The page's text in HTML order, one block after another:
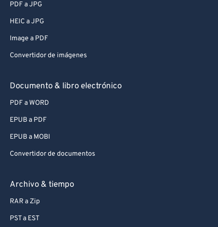
PDF a JPG
HEIC a JPG
Image a PDF
Convertidor de imágenes
Documento & libro electrónico
PDF a WORD
EPUB a PDF
EPUB a MOBI
Convertidor de documentos
Archivo & tiempo
RAR a Zip
PST a EST